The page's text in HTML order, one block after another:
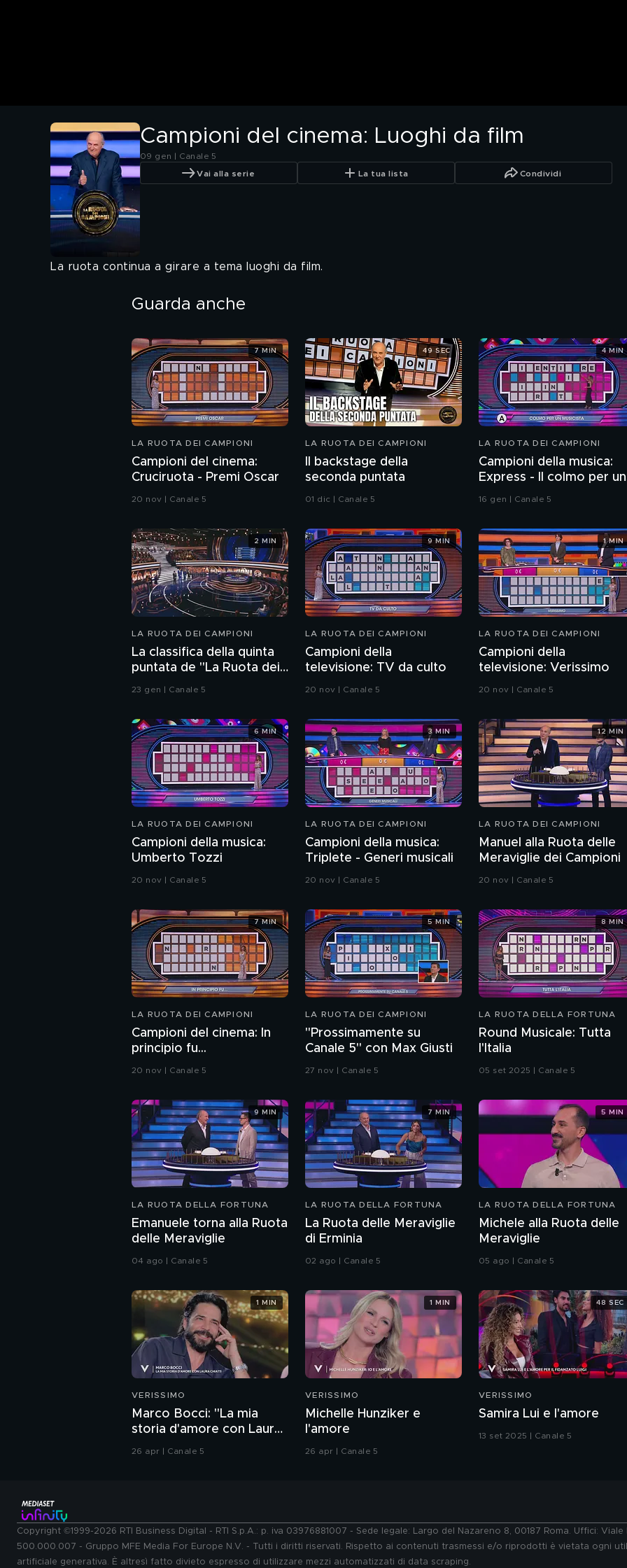
Campioni del cinema: Luoghi da film
09 gen | Canale 5
Vai alla serie La tua lista Condividi
La ruota continua a girare a tema luoghi da film.
Guarda anche
LA RUOTA DEI CAMPIONI
Campioni del cinema:
Cruciruota - Premi Oscar
20 nov | Canale 5
7 MIN
LA RUOTA DEI CAMPIONI
Il backstage della
seconda puntata
01 dic | Canale 5
49 SEC
LA RUOTA DEI CAMPIONI
Campioni della musica:
Express - Il colmo per un
musicista
16 gen | Canale 5
4 MIN
LA RUOTA DEI CAMPIONI
La classifica della quinta
puntata de "La Ruota dei
Campioni"
23 gen | Canale 5
2 MIN
LA RUOTA DEI CAMPIONI
Campioni della
televisione: TV da culto
20 nov | Canale 5
9 MIN
LA RUOTA DEI CAMPIONI
Campioni della
televisione: Verissimo
20 nov | Canale 5
1 MIN
LA RUOTA DEI CAMPIONI
Campioni della musica:
Umberto Tozzi
20 nov | Canale 5
6 MIN
LA RUOTA DEI CAMPIONI
Campioni della musica:
Triplete - Generi musicali
20 nov | Canale 5
3 MIN
LA RUOTA DEI CAMPIONI
Manuel alla Ruota delle
Meraviglie dei Campioni
20 nov | Canale 5
12 MIN
LA RUOTA DEI CAMPIONI
Campioni del cinema: In
principio fu...
20 nov | Canale 5
7 MIN
LA RUOTA DEI CAMPIONI
"Prossimamente su
Canale 5" con Max Giusti
27 nov | Canale 5
5 MIN
LA RUOTA DELLA FORTUNA
Round Musicale: Tutta
l'Italia
05 set 2025 | Canale 5
8 MIN
LA RUOTA DELLA FORTUNA
Emanuele torna alla Ruota
delle Meraviglie
04 ago | Canale 5
9 MIN
LA RUOTA DELLA FORTUNA
La Ruota delle Meraviglie
di Erminia
02 ago | Canale 5
7 MIN
LA RUOTA DELLA FORTUNA
Michele alla Ruota delle
Meraviglie
05 ago | Canale 5
5 MIN
VERISSIMO
Marco Bocci: "La mia
storia d'amore con Laura
Chiatti"
26 apr | Canale 5
1 MIN
VERISSIMO
Michelle Hunziker e
l'amore
26 apr | Canale 5
1 MIN
VERISSIMO
Samira Lui e l'amore
13 set 2025 | Canale 5
48 SEC
Copyright ©1999-2026 RTI Business Digital - RTI S.p.A.: p. iva 03976881007 - Sede legale: Largo del Nazareno 8, 00187 Roma. Uffici:
500.000.007 - Gruppo MFE Media For Europe N.V. - Tutti i diritti riservati. Rispetto ai contenuti trasmessi e/o riprodotti è vietata ogni
artificiale generativa. È altresì fatto divieto espresso di utilizzare mezzi automatizzati di data scraping.